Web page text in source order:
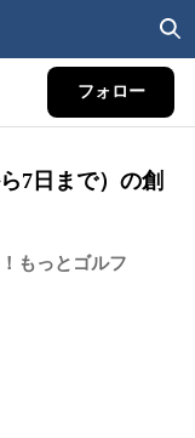
フォロー
7日まで）の創
もっとゴルフ